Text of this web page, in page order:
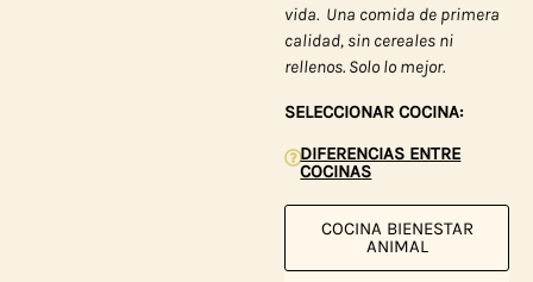
vida. Una comida de primera
calidad, sin cereales ni
rellenos. Solo lo mejor.
SELECCIONAR COCINA:
DIFERENCIAS ENTRE
COCINAS
COCINA BIENESTAR
ANIMAL